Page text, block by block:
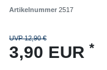
Artikelnummer 2517
UVP 12,90 €
3,90 EUR *